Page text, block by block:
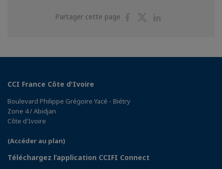
Partager cette page
PartagerPartager
CCI France Côte d'Ivoire
Boulevard Philippe Grégoire Yacé - Biétry
Zone 4 / Abidjan
Côte d'Ivoire
(Accéder au plan)
Téléchargez l’application CCIFI Connect